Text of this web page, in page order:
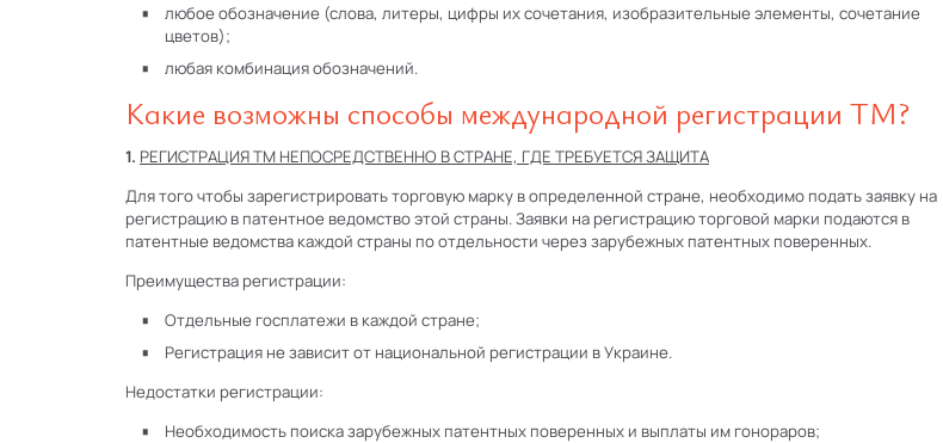
любое обозначение (слова, литеры, цифры их сочетания, изобразительные элементы, сочетание
цветов);
любая комбинация обозначений.
Какие возможны способы международной регистрации ТМ?
1. РЕГИСТРАЦИЯ ТМ НЕПОСРЕДСТВЕННО В СТРАНЕ, ГДЕ ТРЕБУЕТСЯ ЗАЩИТА
Для того чтобы зарегистрировать торговую марку в определенной стране, необходимо подать заявку на
регистрацию в патентное ведомство этой страны. Заявки на регистрацию торговой марки подаются в
патентные ведомства каждой страны по отдельности через зарубежных патентных поверенных.
Преимущества регистрации:
Отдельные госплатежи в каждой стране;
Регистрация не зависит от национальной регистрации в Украине.
Недостатки регистрации:
Необходимость поиска зарубежных патентных поверенных и выплаты им гонораров;